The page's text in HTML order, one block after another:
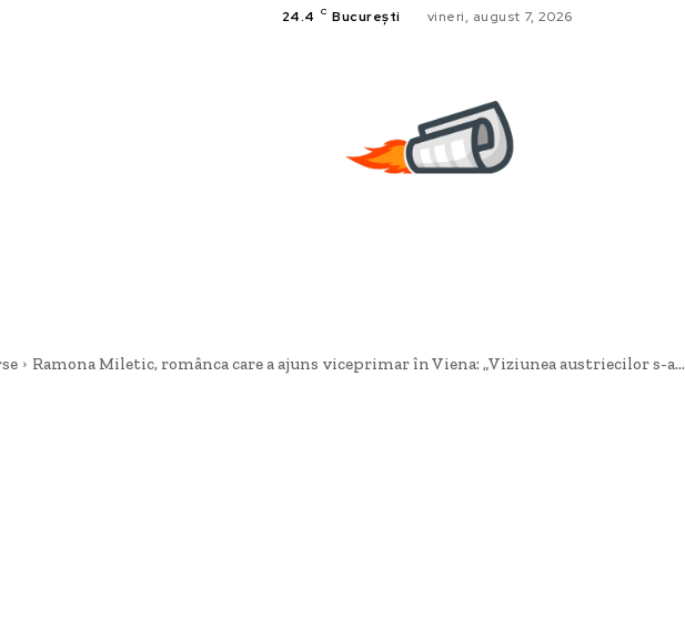
24.4 C București vineri, august 7, 2026
Ramona Miletic, românca care a ajuns viceprimar în Viena: „Viziunea austriecilor s-a...